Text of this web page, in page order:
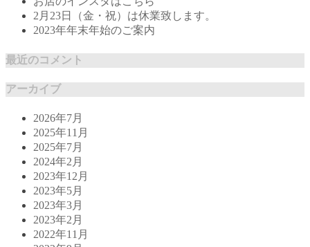
2月23日（金・祝）は休業致します。
2023年年末年始のご案内
最近のコメント
アーカイブ
2026年7月
2025年11月
2025年7月
2024年2月
2023年12月
2023年5月
2023年3月
2023年2月
2022年11月